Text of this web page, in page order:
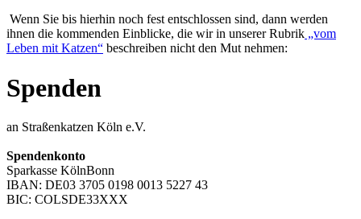
Wenn Sie bis hierhin noch fest entschlossen sind, dann werden
ihnen die kommenden Einblicke, die wir in unserer Rubrik „vom
Leben mit Katzen“ beschreiben nicht den Mut nehmen:
Spenden
an Straßenkatzen Köln e.V.
Spendenkonto
Sparkasse KölnBonn
IBAN: DE03 3705 0198 0013 5227 43
BIC: COLSDE33XXX